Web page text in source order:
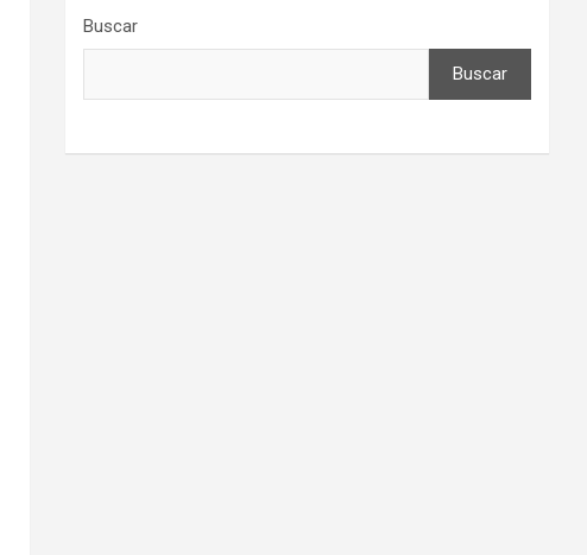
Buscar
Buscar